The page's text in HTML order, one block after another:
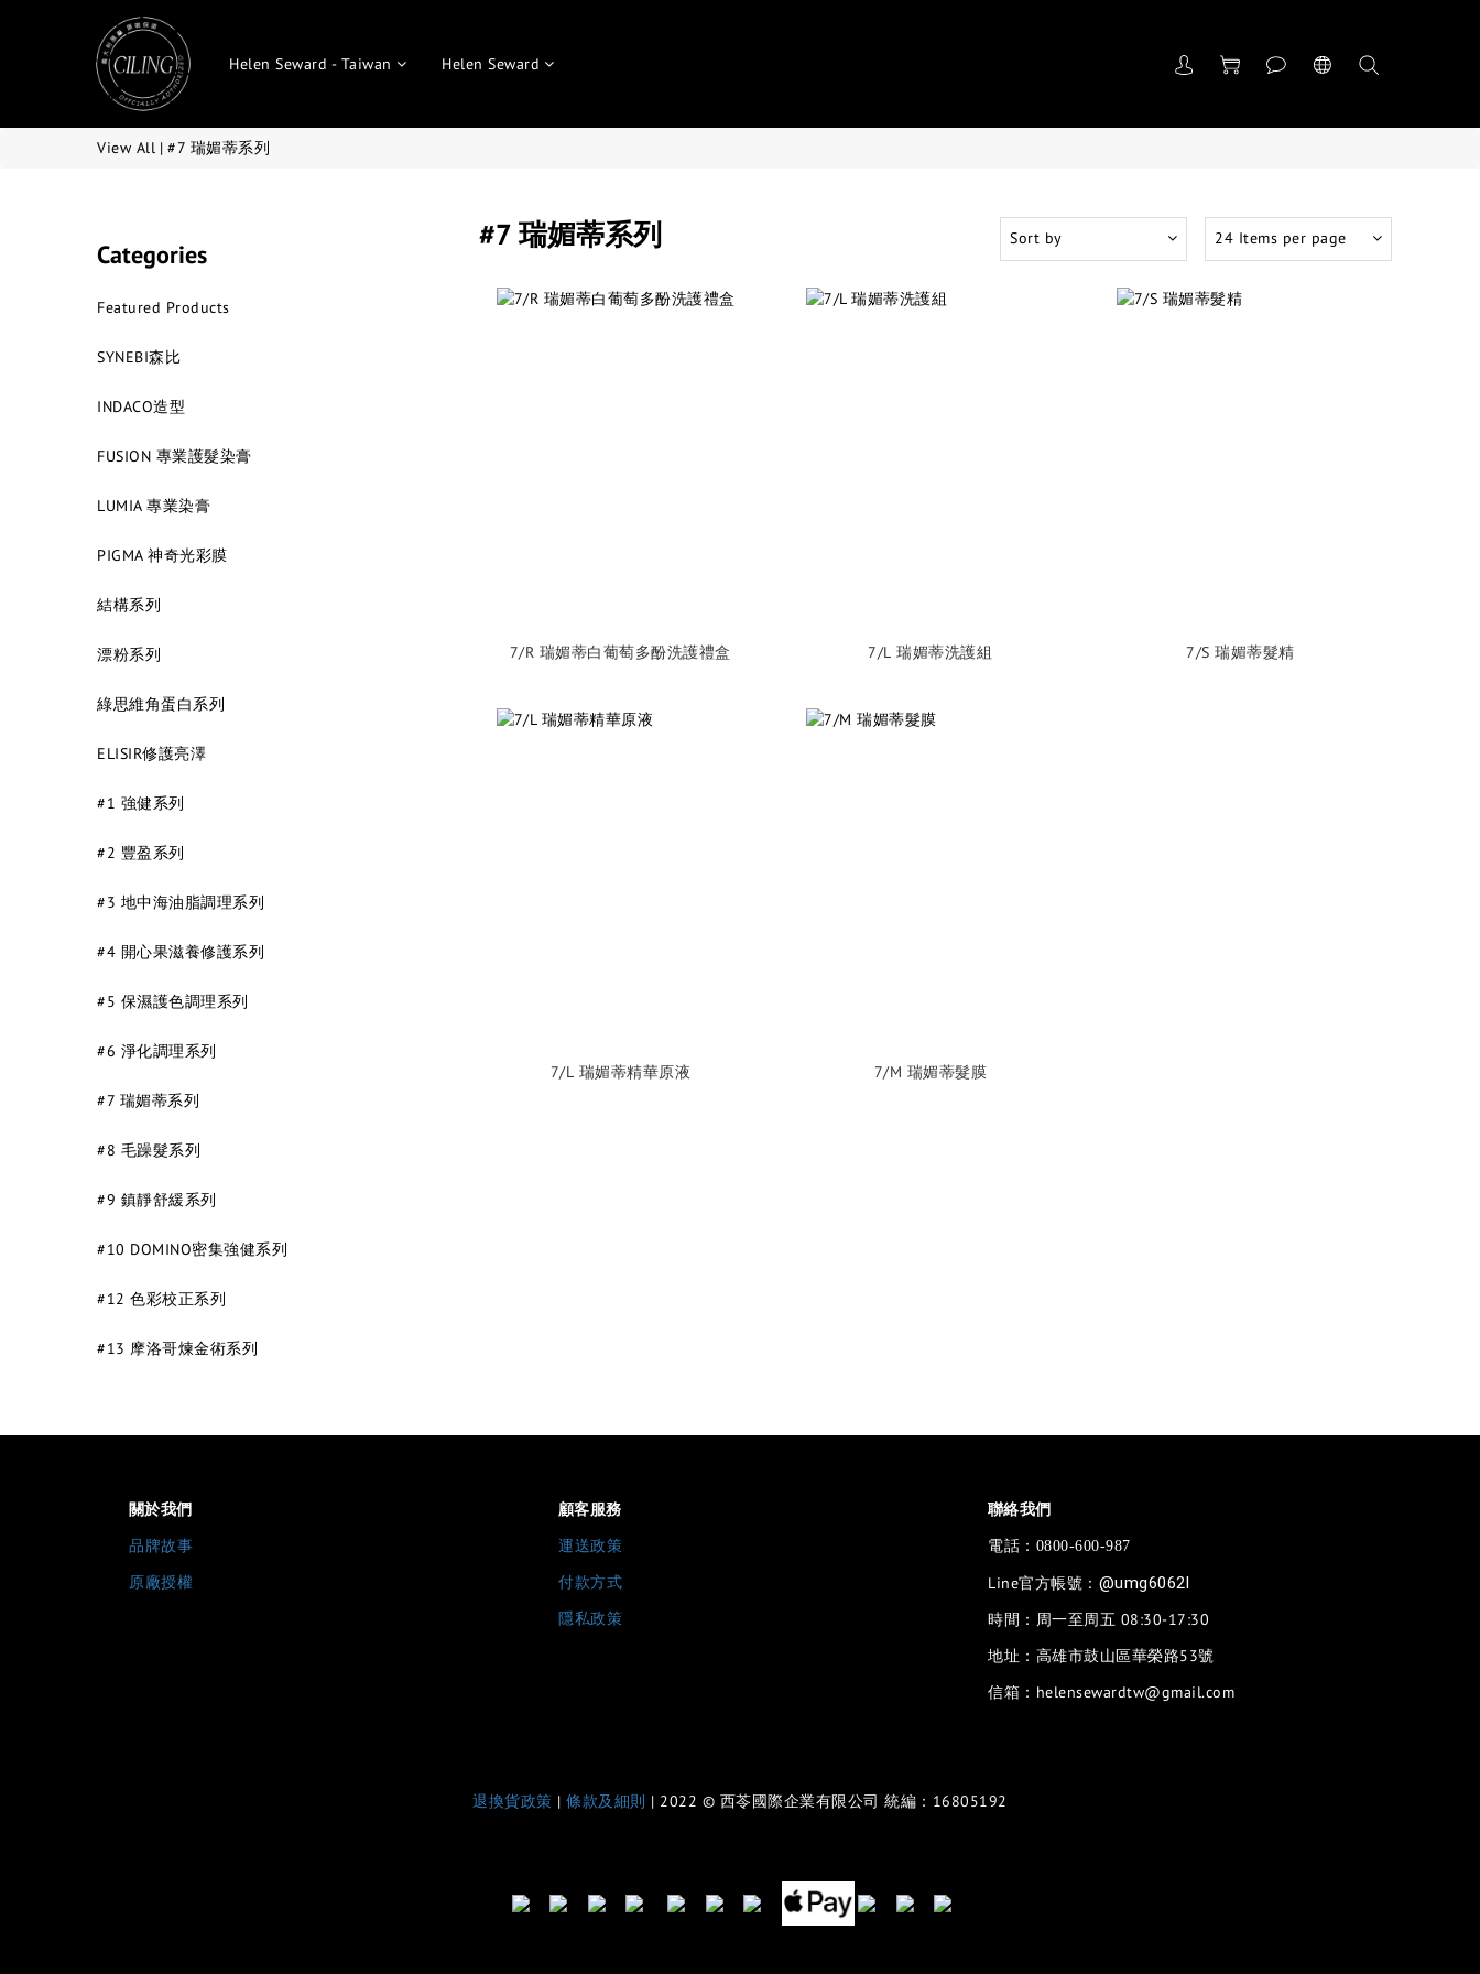
Helen Seward - Taiwan Helen Seward
View All | #7 瑞媚蒂系列
Categories
Featured Products
SYNEBI森比
INDACO造型
FUSION 專業護髮染膏
LUMIA 專業染膏
PIGMA 神奇光彩膜
結構系列
漂粉系列
綠思維角蛋白系列
ELISIR修護亮澤
#1 強健系列
#2 豐盈系列
#3 地中海油脂調理系列
#4 開心果滋養修護系列
#5 保濕護色調理系列
#6 淨化調理系列
#7 瑞媚蒂系列
#8 毛躁髮系列
#9 鎮靜舒緩系列
#10 DOMINO密集強健系列
#12 色彩校正系列
#13 摩洛哥煉金術系列
#7 瑞媚蒂系列 Sort by 24 Items per page
7/R 瑞媚蒂白葡萄多酚洗護禮盒 7/L 瑞媚蒂洗護組 7/S 瑞媚蒂髮精
7/L 瑞媚蒂精華原液 7/M 瑞媚蒂髮膜
關於我們
品牌故事
原廠授權
顧客服務
運送政策
付款方式
隱私政策
聯絡我們
電話： 0800-600-987
Line官方帳號： @umg6062l
時間：周一至周五 08:30-17:30
地址：高雄市鼓山區華榮路53號
信箱：helensewardtw@gmail.com
退換貨政策 |條款及細則 | 2022 © 西苓國際企業有限公司 統編：16805192